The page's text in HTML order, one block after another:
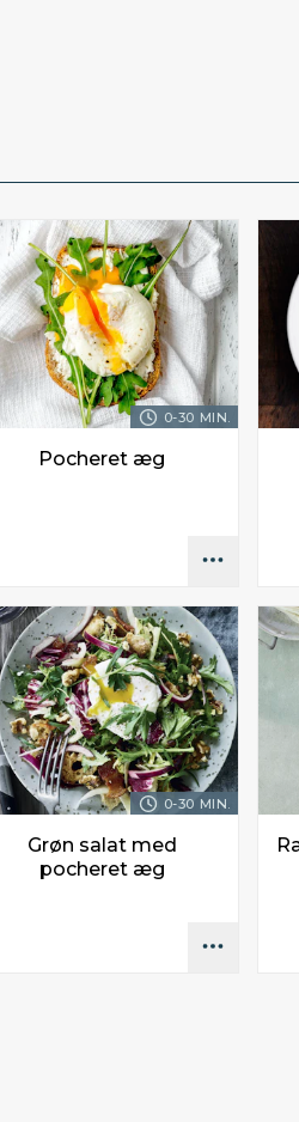
0-30 MIN.
Pocheret æg
0-30 MIN.
Grøn salat med
pocheret æg